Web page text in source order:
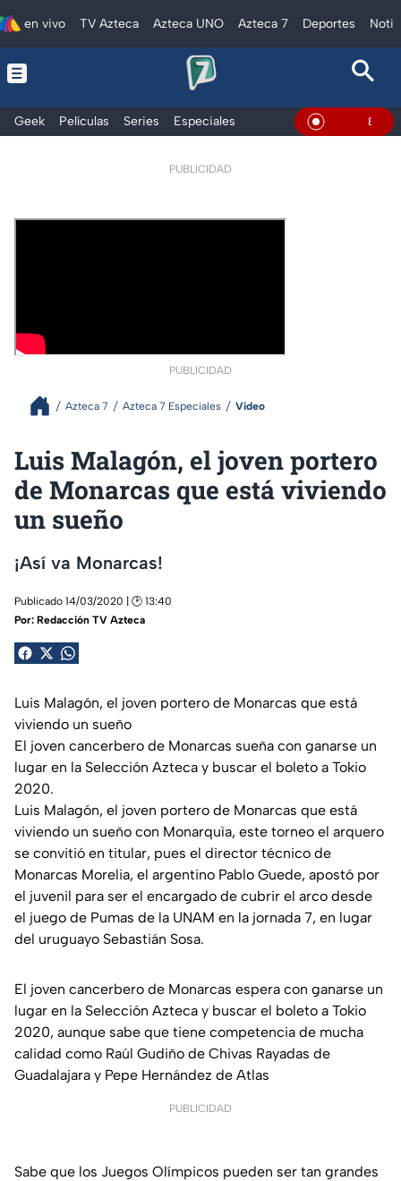
en vivo TV Azteca Azteca UNO Azteca 7 Deportes
Geek Películas Series Especiales En Vivo
PUBLICIDAD
PUBLICIDAD
Azteca 7 Azteca 7 Especiales Video
Luis Malagón, el joven portero
de Monarcas que está viviendo
un sueño
¡Así va Monarcas!
Publicado 14/03/2020 | 🕑 13:40
Por: Redacción TV Azteca
Luis Malagón, el joven portero de Monarcas que está
viviendo un sueño
El joven cancerbero de Monarcas sueña con ganarse un
lugar en la Selección Azteca y buscar el boleto a Tokio
2020.
Luis Malagón, el joven portero de Monarcas que está
viviendo un sueño con Monarquìa, este torneo el arquero
se convitió en titular, pues el director técnico de
Monarcas Morelia, el argentino Pablo Guede, apostó por
el juvenil para ser el encargado de cubrir el arco desde
el juego de Pumas de la UNAM en la jornada 7, en lugar
del uruguayo Sebastián Sosa.
El joven cancerbero de Monarcas espera con ganarse un
lugar en la Selección Azteca y buscar el boleto a Tokio
2020, aunque sabe que tiene competencia de mucha
calidad como Raúl Gudiño de Chivas Rayadas de
Guadalajara y Pepe Hernández de Atlas
PUBLICIDAD
Sabe que los Juegos Olímpicos pueden ser tan grandes